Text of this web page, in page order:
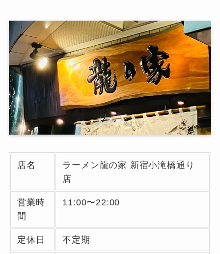
店名
ラーメン龍の家 新宿小滝橋通り
店
営業時
間
11:00〜22:00
定休日 不定期